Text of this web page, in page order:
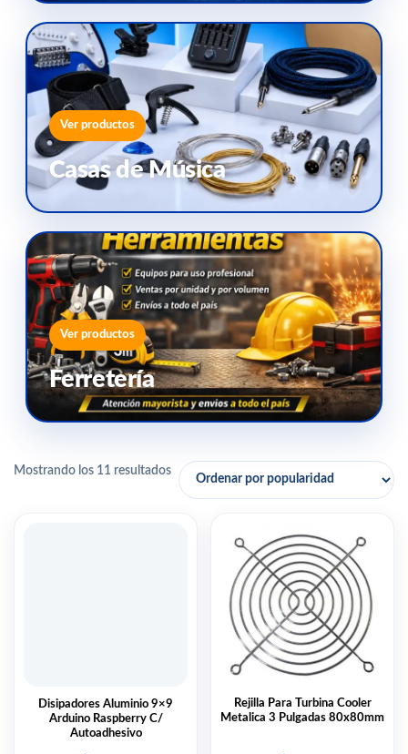
Ver productos
Casas de Música
Ver productos
Ferretería
Mostrando los 11 resultados
Disipadores Aluminio 9×9
Arduino Raspberry C/
Autoadhesivo
Rejilla Para Turbina Cooler
Metalica 3 Pulgadas 80x80mm